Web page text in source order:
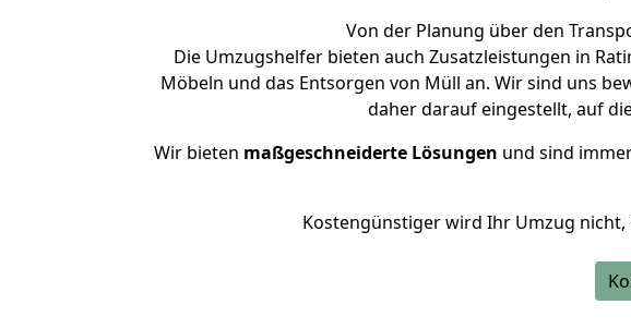
Von der Planung über den
Die Umzugshelfer bieten auch Zusatzleistungen in
Möbeln und das Entsorgen von Müll an. Wir sind uns
daher darauf eingestellt, auf
Wir bieten maßgeschneiderte Lösungen und sind
Kostengünstiger wird Ihr Umzug nicht,